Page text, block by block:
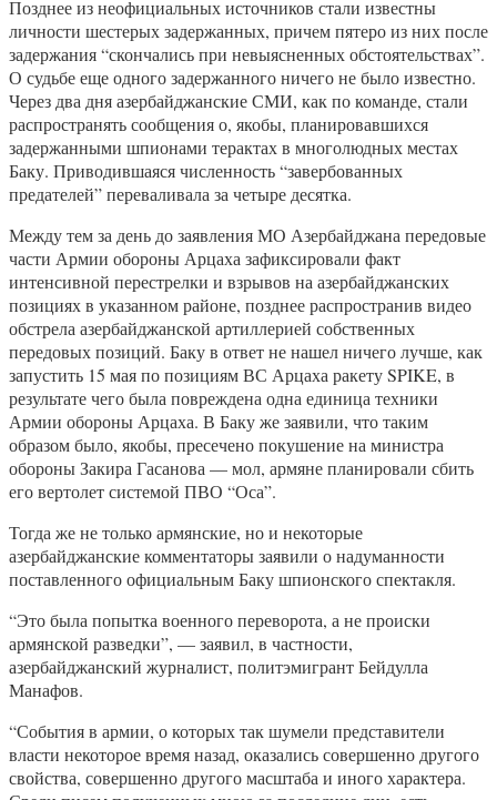
Позднее из неофициальных источников стали известны
личности шестерых задержанных, причем пятеро из них после
задержания “скончались при невыясненных обстоятельствах”.
О судьбе еще одного задержанного ничего не было известно.
Через два дня азербайджанские СМИ, как по команде, стали
распространять сообщения о, якобы, планировавшихся
задержанными шпионами терактах в многолюдных местах
Баку. Приводившаяся численность “завербованных
предателей” переваливала за четыре десятка.
Между тем за день до заявления МО Азербайджана передовые
части Армии обороны Арцаха зафиксировали факт
интенсивной перестрелки и взрывов на азербайджанских
позициях в указанном районе, позднее распространив видео
обстрела азербайджанской артиллерией собственных
передовых позиций. Баку в ответ не нашел ничего лучше, как
запустить 15 мая по позициям ВС Арцаха ракету SPIKE, в
результате чего была повреждена одна единица техники
Армии обороны Арцаха. В Баку же заявили, что таким
образом было, якобы, пресечено покушение на министра
обороны Закира Гасанова — мол, армяне планировали сбить
его вертолет системой ПВО “Оса”.
Тогда же не только армянские, но и некоторые
азербайджанские комментаторы заявили о надуманности
поставленного официальным Баку шпионского спектакля.
“Это была попытка военного переворота, а не происки
армянской разведки”, — заявил, в частности,
азербайджанский журналист, политэмигрант Бейдулла
Манафов.
“События в армии, о которых так шумели представители
власти некоторое время назад, оказались совершенно другого
свойства, совершенно другого масштаба и иного характера.